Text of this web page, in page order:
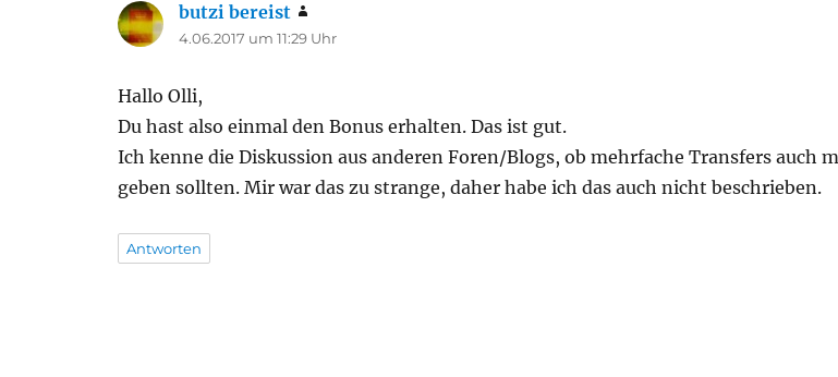
butzi bereist
4.06.2017 um 11:29 Uhr
Hallo Olli,
Du hast also einmal den Bonus erhalten. Das ist gut.
Ich kenne die Diskussion aus anderen Foren/Blogs, ob mehrfache Transfers auch
geben sollten. Mir war das zu strange, daher habe ich das auch nicht beschrieben.
Antworten